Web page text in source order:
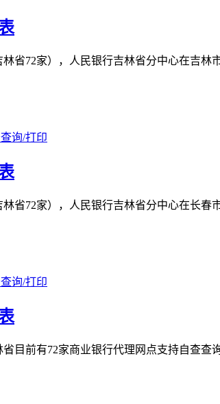
省72家），人民银行吉林省分中心在吉
询/打印
省72家），人民银行吉林省分中心在长
询/打印
目前有72家商业银行代理网点支持自查